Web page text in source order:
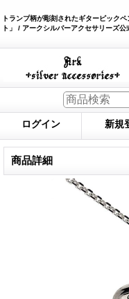
トランプ柄が彫刻されたギターピック
ト」 / アークシルバーアクセサリーズ公
ログイン 新規
商品詳細